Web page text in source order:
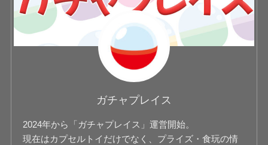
ガチャプレイス
2024年から「ガチャプレイス」運営開始。
現在はカプセルトイだけでなく、プライズ・食玩の情